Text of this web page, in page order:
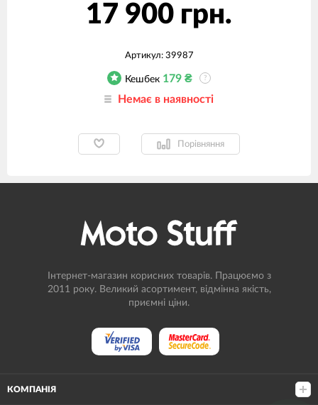
17 900 грн.
Артикул: 39987
Кешбек 179 ₴ ?
Немає в наявності
Порівняння
Інтернет-магазин корисних товарів. Працюємо з
2011 року. Великий асортимент, відмінна якість,
приємні ціни.
КОМПАНІЯ